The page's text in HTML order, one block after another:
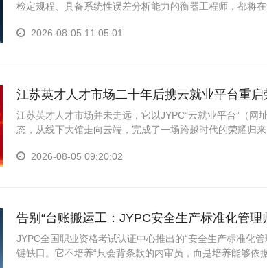
检定规程、具备系统性误差分析能力的衡器工程师，都将
能力的可行路径之一。
2026-08-05 11:05:01
江苏英才人才市场二十年后携云就业平台重启
江苏英才人才市场并未走远，它以JYPC“云就业平台”（网
态，从线下大馆走向云端，完成了一场跨越时代的荣耀归来
2026-08-05 09:20:02
告别“台账搬运工：JYPC安全生产标准化管
合规的坚实底座
JYPC全国职业资格考试认证中心推出的“安全生产标准化
键缺口。它不培养“只会背条款的内审员，而是培养能够依